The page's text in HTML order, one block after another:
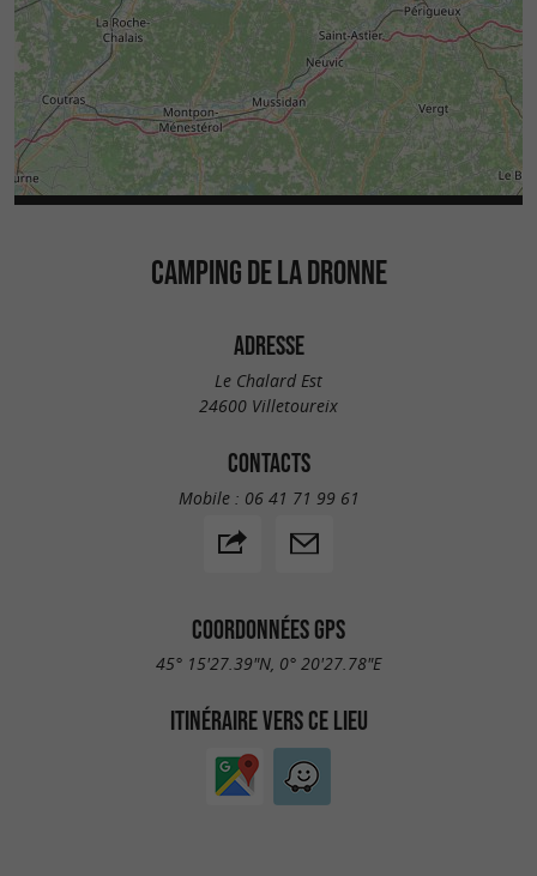
CAMPING DE LA DRONNE
ADRESSE
Le Chalard Est
24600 Villetoureix
CONTACTS
Mobile : 06 41 71 99 61
COORDONNÉES GPS
45° 15'27.39"N, 0° 20'27.78"E
ITINÉRAIRE VERS CE LIEU